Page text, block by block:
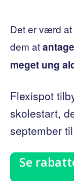
Det er værd
dem at
meget ung
Flexispot
skolestart,
september
Se